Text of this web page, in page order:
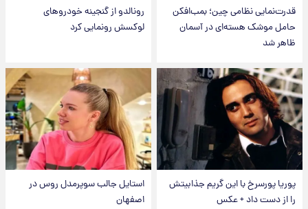
قدرت‌نمایی نظامی چین؛ بمب‌افکن
حامل موشک هسته‌ای در آسمان
ظاهر شد
رونالدو از گنجینه خودروهای
لوکسش رونمایی کرد
پوریا پورسرخ با این گریم جذابیتش
را از دست داد + عکس
استایل جالب سوپرمدل روس در
اصفهان